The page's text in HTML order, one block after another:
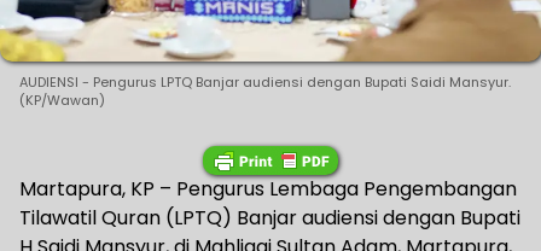
AUDIENSI - Pengurus LPTQ Banjar audiensi dengan Bupati Saidi Mansyur.
(KP/Wawan)
Martapura, KP – Pengurus Lembaga Pengembangan
Tilawatil Quran (LPTQ) Banjar audiensi dengan Bupati